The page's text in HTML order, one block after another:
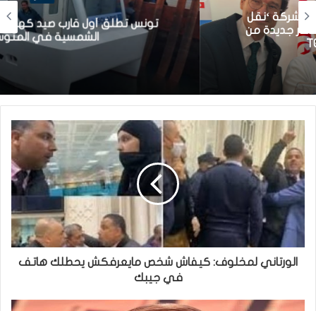
تونس تطلق أول قارب صيد كهربائي يعمل بالطاقة
الشمسية في المتوسط
الورتاني لمخلوف: كيفاش شخص مايعرفكش يحطلك هاتف
في جيبك